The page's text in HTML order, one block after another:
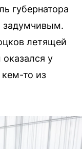
губернатора
задумчивым.
летящей
у
то из